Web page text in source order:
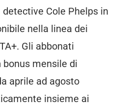
Cole Phelps in
nella linea dei
Gli abbonati
bonus mensile di
aprile ad agosto
insieme ai